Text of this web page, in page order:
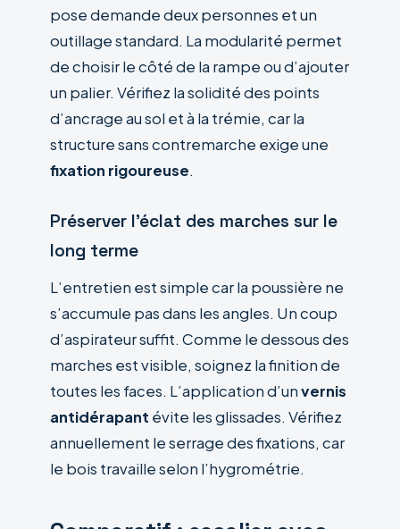
pose demande deux personnes et un
outillage standard. La modularité permet
de choisir le côté de la rampe ou d’ajouter
un palier. Vérifiez la solidité des points
d’ancrage au sol et à la trémie, car la
structure sans contremarche exige une
fixation rigoureuse.
Préserver l’éclat des marches sur le
long terme
L’entretien est simple car la poussière ne
s’accumule pas dans les angles. Un coup
d’aspirateur suffit. Comme le dessous des
marches est visible, soignez la finition de
toutes les faces. L’application d’unvernis
antidérapant évite les glissades. Vérifiez
annuellement le serrage des fixations, car
le bois travaille selon l’hygrométrie.